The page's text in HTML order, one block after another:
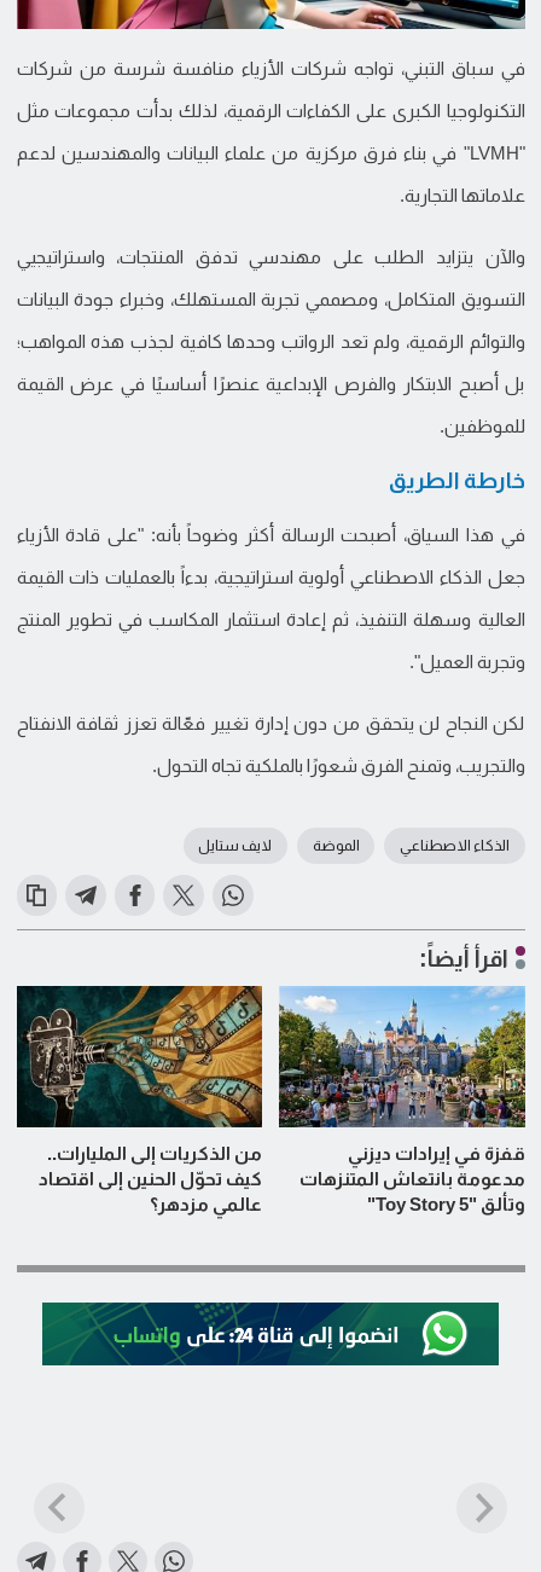
في سباق التبني، تواجه شركات الأزياء منافسة شرسة من شركات
التكنولوجيا الكبرى على الكفاءات الرقمية، لذلك بدأت مجموعات مثل
"LVMH" في بناء فرق مركزية من علماء البيانات والمهندسين لدعم
علاماتها التجارية.
والآن يتزايد الطلب على مهندسي تدفق المنتجات، واستراتيجيي
التسويق المتكامل، ومصممي تجربة المستهلك، وخبراء جودة البيانات
والتوائم الرقمية، ولم تعد الرواتب وحدها كافية لجذب هذه المواهب؛
بل أصبح الابتكار والفرص الإبداعية عنصرًا أساسيًا في عرض القيمة
للموظفين.
خارطة الطريق
في هذا السياق، أصبحت الرسالة أكثر وضوحاً بأنه: "على قادة الأزياء
جعل الذكاء الاصطناعي أولوية استراتيجية، بدءاً بالعمليات ذات القيمة
العالية وسهلة التنفيذ، ثم إعادة استثمار المكاسب في تطوير المنتج
وتجربة العميل".
لكن النجاح لن يتحقق من دون إدارة تغيير فعّالة تعزز ثقافة الانفتاح
والتجريب، وتمنح الفرق شعورًا بالملكية تجاه التحول.
الذكاء الاصطناعي الموضة لايف ستايل
اقرأ أيضاً:
قفزة في إيرادات ديزني
مدعومة بانتعاش المتنزهات
وتألق "Toy Story 5"
من الذكريات إلى المليارات..
كيف تحوّل الحنين إلى اقتصاد
عالمي مزدهر؟